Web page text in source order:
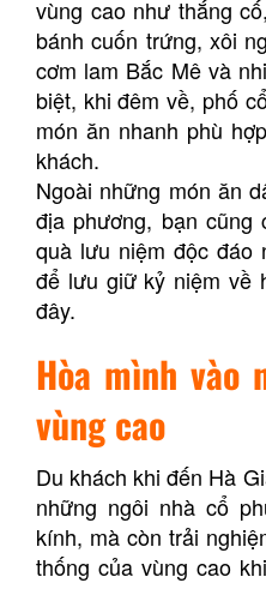
vùng cao như thắng
bánh cuốn trứng, xôi
cơm lam Bắc Mê và
biệt, khi đêm về, phố
món ăn nhanh phù
khách.
Ngoài những món ăn
địa phương, bạn cũng
quà lưu niệm độc đáo
để lưu giữ kỷ niệm về
đây.
Hòa mình vào
vùng cao
Du khách khi đến Hà
những ngôi nhà cổ
kính, mà còn trải
thống của vùng cao